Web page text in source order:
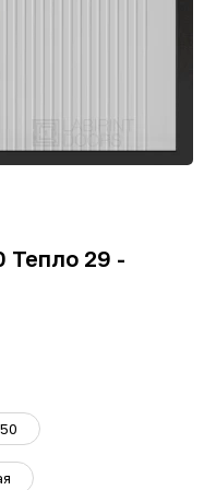
Тепло 29 -